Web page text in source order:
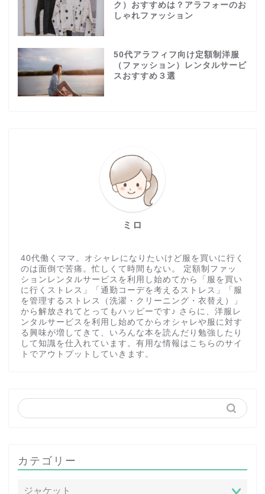
ク）おすすめは？アラフォーのお
しゃれファッション
50代アラフィフ向け定額制洋服
（ファッション）レンタルサービ
スおすすめ３選
ミロ
40代働くママ。オシャレになりたいけど服を買いに行く
のは面倒で苦痛。忙しくて時間もない。 定額制ファッ
ションレンタルサービスを利用し始めてから「服を買い
に行くストレス」「通勤コーデを考えるストレス」「服
を管理するストレス（洗濯・クリーニング・衣替え）」
から解放されてとってもハッピーです♪ さらに、洋服レ
ンタルサービスを利用し始めてからオシャレや服に対す
る興味が増してきて、いろんな本を読んだり勉強したり
して知識を仕入れています。有用な情報はこちらのサイ
トでアウトプットしていきます。
カテゴリー